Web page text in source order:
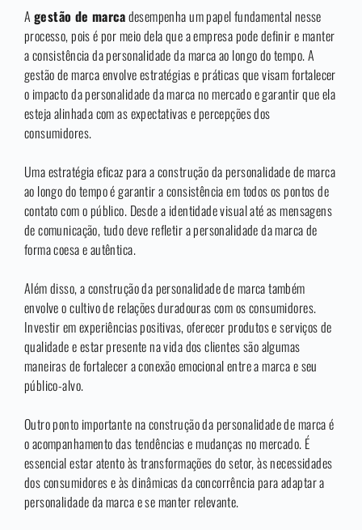
A gestão de marcadesempenha um papel fundamental nesse
processo, pois é por meio dela que a empresa pode definir e manter
a consistência da personalidade da marca ao longo do tempo. A
gestão de marca envolve estratégias e práticas que visam fortalecer
o impacto da personalidade da marca no mercado e garantir que ela
esteja alinhada com as expectativas e percepções dos
consumidores.
Uma estratégia eficaz para a construção da personalidade de marca
ao longo do tempo é garantir a consistência em todos os pontos de
contato com o público. Desde a identidade visual até as mensagens
de comunicação, tudo deve refletir a personalidade da marca de
forma coesa e autêntica.
Além disso, a construção da personalidade de marca também
envolve o cultivo de relações duradouras com os consumidores.
Investir em experiências positivas, oferecer produtos e serviços de
qualidade e estar presente na vida dos clientes são algumas
maneiras de fortalecer a conexão emocional entre a marca e seu
público-alvo.
Outro ponto importante na construção da personalidade de marca é
o acompanhamento das tendências e mudanças no mercado. É
essencial estar atento às transformações do setor, às necessidades
dos consumidores e às dinâmicas da concorrência para adaptar a
personalidade da marca e se manter relevante.